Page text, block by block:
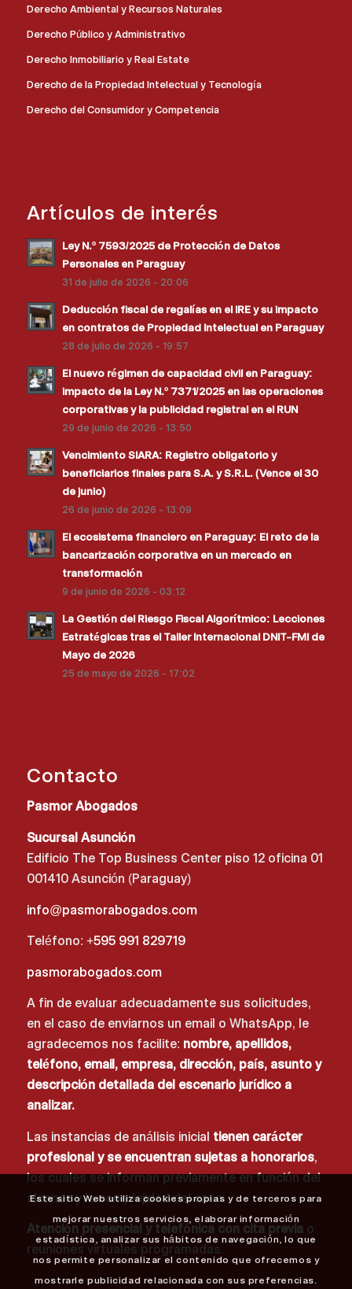
Derecho Ambiental y Recursos Naturales
Derecho Público y Administrativo
Derecho Inmobiliario y Real Estate
Derecho de la Propiedad Intelectual y Tecnología
Derecho del Consumidor y Competencia
Artículos de interés
Ley N.º 7593/2025 de Protección de Datos
Personales en Paraguay
31 de julio de 2026 - 20:06
Deducción fiscal de regalías en el IRE y su impacto
en contratos de Propiedad Intelectual en Paraguay
28 de julio de 2026 - 19:57
El nuevo régimen de capacidad civil en Paraguay:
impacto de la Ley N.º 7371/2025 en las operaciones
corporativas y la publicidad registral en el RUN
29 de junio de 2026 - 13:50
Vencimiento SIARA: Registro obligatorio y
beneficiarios finales para S.A. y S.R.L. (Vence el 30
de junio)
26 de junio de 2026 - 13:09
El ecosistema financiero en Paraguay: El reto de la
bancarización corporativa en un mercado en
transformación
9 de junio de 2026 - 03:12
La Gestión del Riesgo Fiscal Algorítmico: Lecciones
Estratégicas tras el Taller Internacional DNIT-FMI de
Mayo de 2026
25 de mayo de 2026 - 17:02
Contacto
Pasmor Abogados
Sucursal Asunción
Edificio The Top Business Center piso 12 oficina 01
001410 Asunción (Paraguay)
info@pasmorabogados.com
Teléfono: +595 991 829719
pasmorabogados.com
A fin de evaluar adecuadamente sus solicitudes,
en el caso de enviarnos un email o WhatsApp, le
agradecemos nos facilite: nombre, apellidos,
teléfono, email, empresa, dirección, país, asunto y
descripción detallada del escenario jurídico a
analizar.
Las instancias de análisis inicial tienen carácter
profesional y se encuentran sujetas a honorarios,
los cuales se informan previamente en función del
alcance y la complejidad del caso.
Atención presencial y telefónica con cita previa o
reuniones virtuales programadas.
Este sitio Web utiliza cookies propias y de terceros para
mejorar nuestros servicios, elaborar información
estadística, analizar sus hábitos de navegación, lo que
nos permite personalizar el contenido que ofrecemos y
mostrarle publicidad relacionada con sus preferencias.